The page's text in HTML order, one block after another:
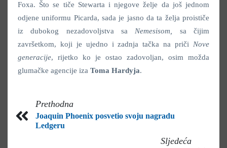
Foxa. Što se tiče Stewarta i njegove želje da još jednom
odjene uniformu Picarda, sada je jasno da ta želja proističe
iz dubokog nezadovoljstva saNemesisom, sa čijim
završetkom, koji je ujedno i zadnja tačka na priči Nove
generacije, rijetko ko je ostao zadovoljan, osim možda
glumačke agencije iza Toma Hardyja.
Prethodna
Joaquin Phoenix posvetio svoju nagradu
Ledgeru
Sljedeća